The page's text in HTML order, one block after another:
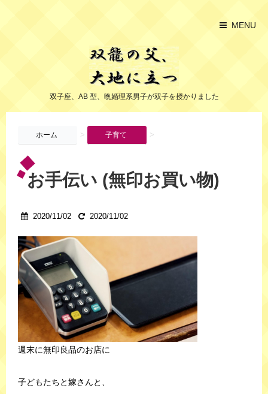
MENU
双子座、AB 型、晩婚理系男子が双子を授かりました
ホーム > 子育て >
お手伝い (無印お買い物)
2020/11/02 2020/11/02
週末に無印良品のお店に
子どもたちと嫁さんと、